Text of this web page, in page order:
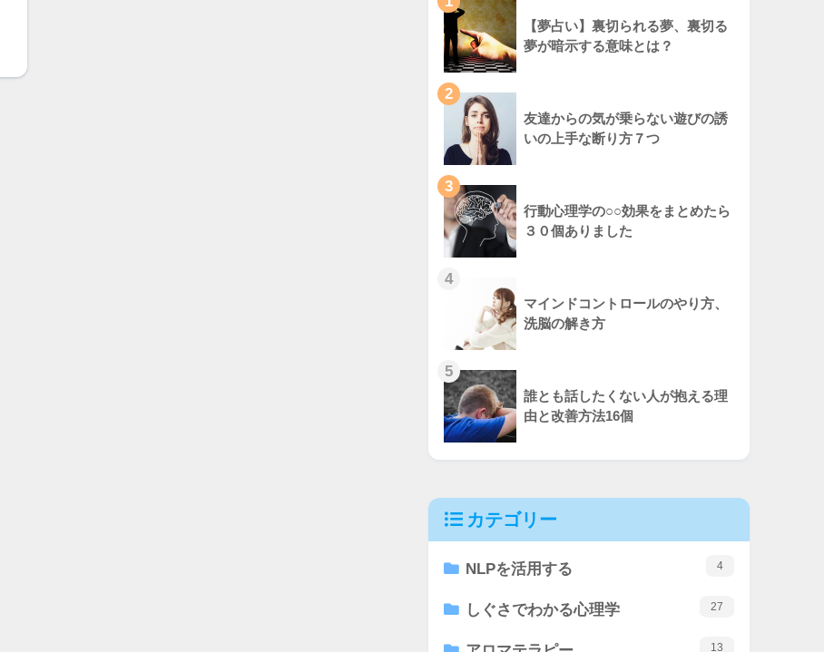
【夢占い】裏切られる夢、裏切る
夢が暗示する意味とは？
2
友達からの気が乗らない遊びの誘
いの上手な断り方７つ
3
行動心理学の○○効果をまとめたら
３０個ありました
4
マインドコントロールのやり方、
洗脳の解き方
5
誰とも話したくない人が抱える理
由と改善方法16個
カテゴリー
NLPを活用する 4
しぐさでわかる心理学 27
13